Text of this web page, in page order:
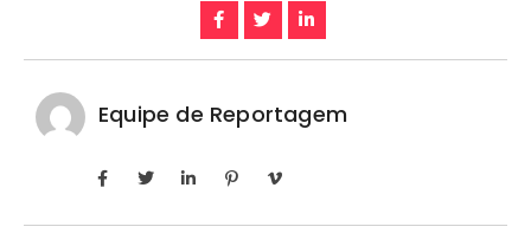
Equipe de Reportagem